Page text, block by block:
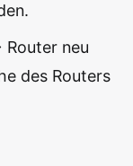
Router neu
des Routers